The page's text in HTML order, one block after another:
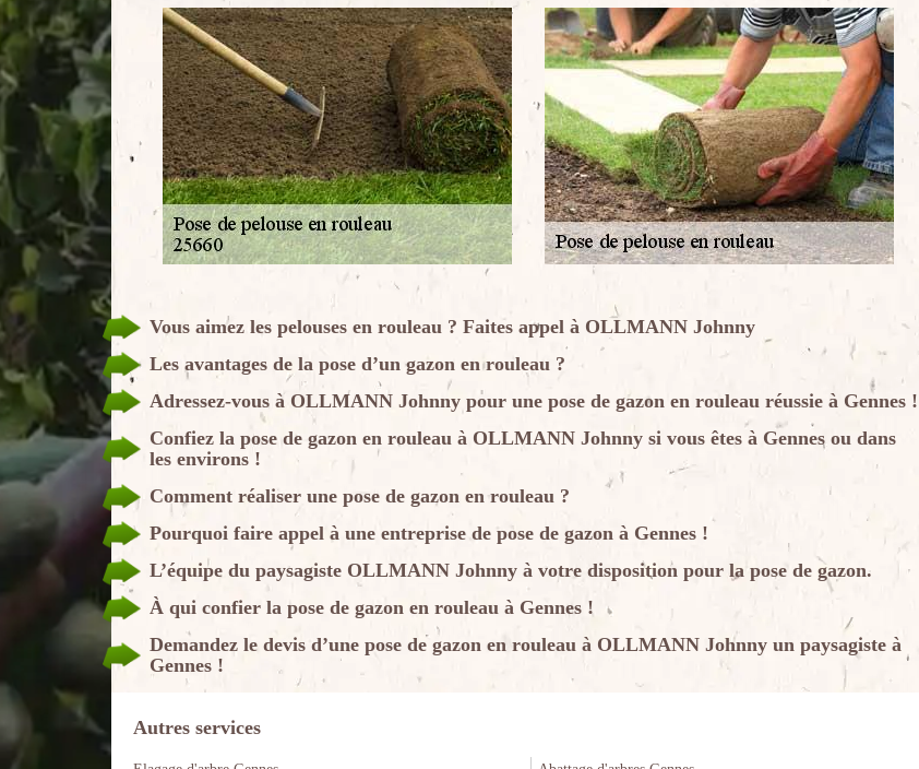
Vous aimez les pelouses en rouleau ? Faites appel à OLLMANN Johnny
Les avantages de la pose d’un gazon en rouleau ?
Adressez-vous à OLLMANN Johnny pour une pose de gazon en rouleau réussie à Gennes !
Confiez la pose de gazon en rouleau à OLLMANN Johnny si vous êtes à Gennes ou dans
les environs !
Comment réaliser une pose de gazon en rouleau ?
Pourquoi faire appel à une entreprise de pose de gazon à Gennes !
L’équipe du paysagiste OLLMANN Johnny à votre disposition pour la pose de gazon.
À qui confier la pose de gazon en rouleau à Gennes !
Demandez le devis d’une pose de gazon en rouleau à OLLMANN Johnny un paysagiste à
Gennes !
Autres services